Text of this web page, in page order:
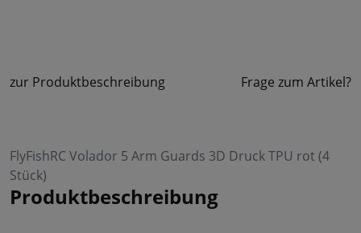
zur Produktbeschreibung Frage zum Artikel?
FlyFishRC Volador 5 Arm Guards 3D Druck TPU rot (4
Stück)
Produktbeschreibung